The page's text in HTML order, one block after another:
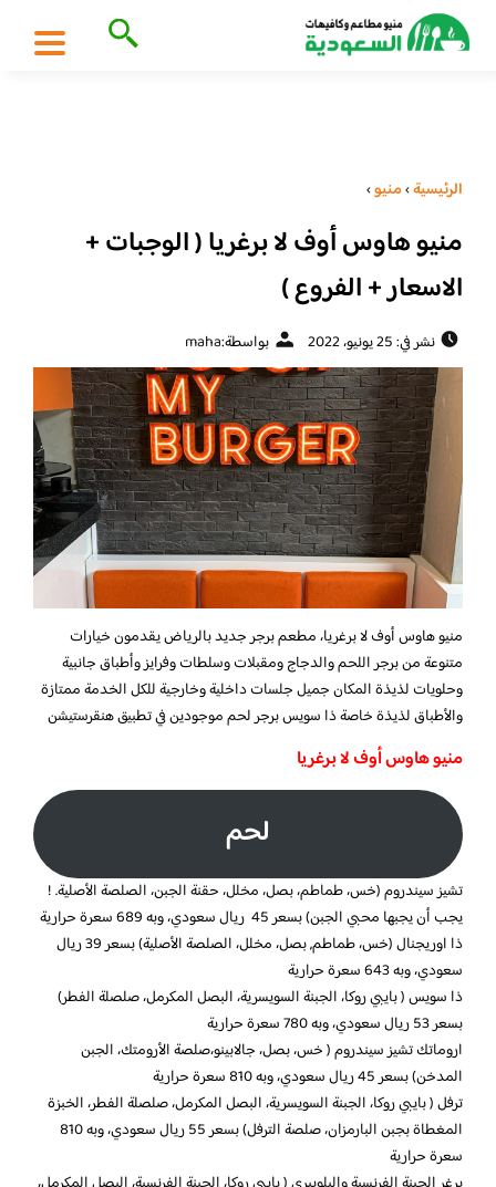
الرئيسية›منيو›
منيو هاوس أوف لا برغريا ( الوجبات +
الاسعار + الفروع )
نشر في: 25 يونيو، 2022 بواسطة:maha
منيو هاوس أوف لا برغريا، مطعم برجر جديد بالرياض يقدمون خيارات
متنوعة من برجر اللحم والدجاج ومقبلات وسلطات وفرايز وأطباق جانبية
وحلويات لذيذة المكان جميل جلسات داخلية وخارجية للكل الخدمة ممتازة
والأطباق لذيذة خاصة ذا سويس برجر لحم موجودين في تطبيق هنقرستيشن
منيو هاوس أوف لا برغريا
لحم
تشيز سيندروم (خس، طماطم، بصل، مخلل، حقنة الجبن، الصلصة الأصلية. !
يجب أن يجبها محبي الجبن) بسعر 45 ريال سعودي، وبه
689سعرة حرارية
ذا اوريجنال (خس، طماطم, بصل، مخلل، الصلصة الأصلية) بسعر 39 ريال
سعودي، وبه643سعرة حرارية
ذا سويس ( بايبي روكا، الجبنة السويسرية، البصل المكرمل، صلصلة الفطر)
بسعر 53 ريال سعودي، وبه
780سعرة حرارية
اروماتك تشيز سيندروم ( خس، بصل، جالابينو،صلصة الأرومتك، الجبن
المدخن) بسعر 45 ريال سعودي، وبه
810سعرة حرارية
ترفل ( بايبي روكا، الجبنة السويسرية، البصل المكرمل، صلصلة الفطر، الخبزة
المغطاة بجبن البارمزان، صلصة الترفل) بسعر 55 ريال سعودي، وبه
810
سعرة حرارية